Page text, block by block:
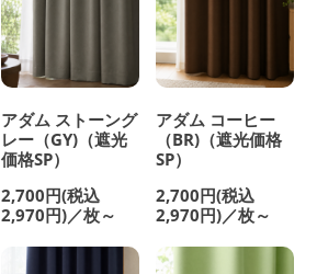
アダム ストーング
レー（GY)（遮光
価格SP）
2,700円(税込
2,970円)／枚～
アダム コーヒー
（BR)（遮光価格
SP）
2,700円(税込
2,970円)／枚～